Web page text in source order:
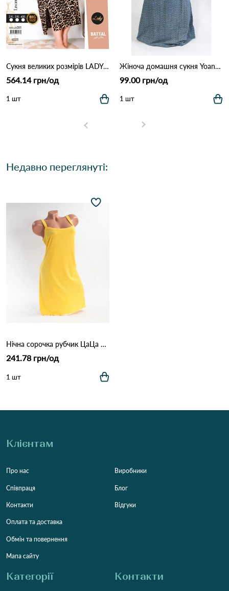
Сукня великих розмірів LADY 7279 Леопардовий
564.14 грн/од
1 шт
Жіноча домашня сукня Yoanna Vera 5728 Як на фото
99.00 грн/од
1 шт
Недавно переглянуті:
Нічна сорочка рубчик ЦаЦа 4727 Жовтий
241.78 грн/од
1 шт
Клієнтам
Про нас
Співпраця
Контакти
Оплата та доставка
Обмін та повернення
Мапа сайту
Виробники
Блог
Відгуки
Категорії Контакти